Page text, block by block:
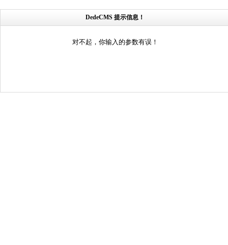
DedeCMS 提示信息！
对不起，你输入的参数有误！